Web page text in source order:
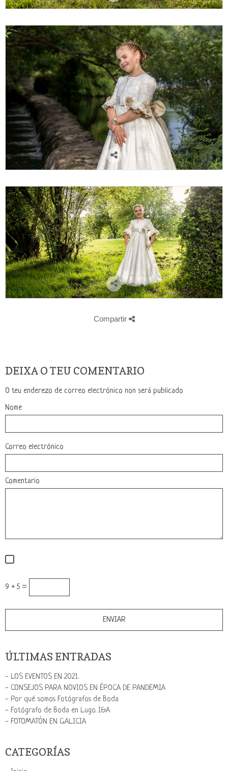
Compartir
DEIXA O TEU COMENTARIO
O teu enderezo de correo electrónico non será publicado
Nome
Correo electrónico
Comentario
9 + 5 =
ÚLTIMAS ENTRADAS
- LOS EVENTOS EN 2021.
- CONSEJOS PARA NOVIOS EN ÉPOCA DE PANDEMIA
- Por qué somos Fotógrafos de Boda
- Fotógrafo de Boda en Lugo. I&A
- FOTOMATÓN EN GALICIA
CATEGORÍAS